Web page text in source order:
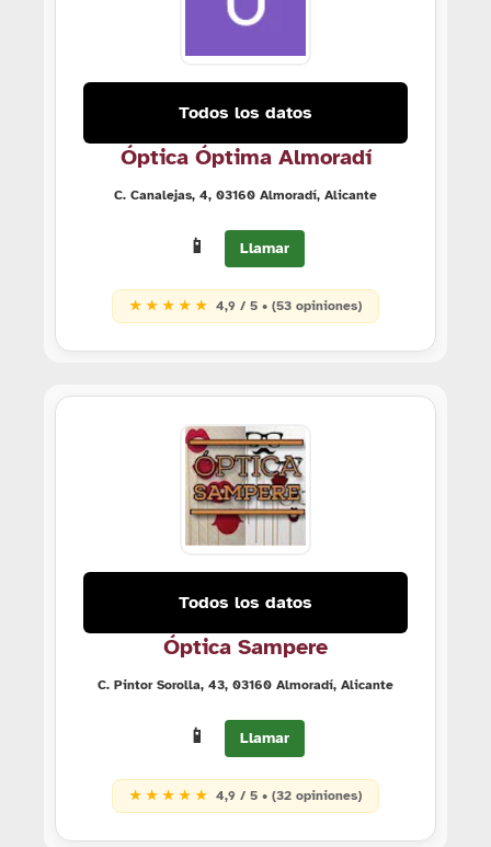
Todos los datos
Óptica Óptima Almoradí
C. Canalejas, 4, 03160 Almoradí, Alicante
📱 Llamar
★ ★ ★ ★ ★ 4,9 / 5 • (53 opiniones)
Todos los datos
Óptica Sampere
C. Pintor Sorolla, 43, 03160 Almoradí, Alicante
📱 Llamar
★ ★ ★ ★ ★ 4,9 / 5 • (32 opiniones)